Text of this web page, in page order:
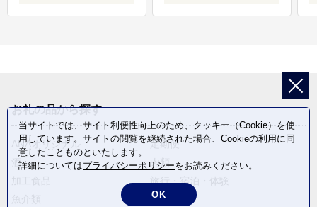
お礼の品から探す
ANAオリジナル
定期便
酒
肉類
旅行・宿泊・体験
麺類
当サイトでは、サイト利便性向上のため、クッキー（Cookie）を使
用しています。サイトの閲覧を継続された場合、Cookieの利用に同
意したことものといたします。
詳細についてはプライバシーポリシーをお読みください。
OK